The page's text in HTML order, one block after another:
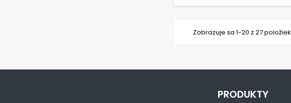
Zobrazuje sa 1-20 z 27 položiek
PRODUKTY